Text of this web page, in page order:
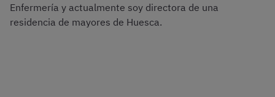
Enfermería y actualmente soy directora de una
residencia de mayores de Huesca.